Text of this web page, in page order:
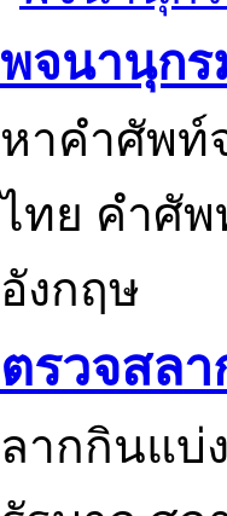
พจนานุกร
หาคำศัพท์
ไทย คำศั
อังกฤษ
ตรวจสล
ลากกินแบ่